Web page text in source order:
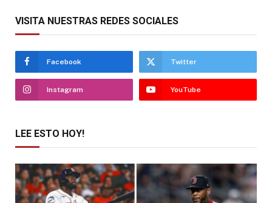
VISITA NUESTRAS REDES SOCIALES
Facebook Twitter
Instagram YouTube
LEE ESTO HOY!